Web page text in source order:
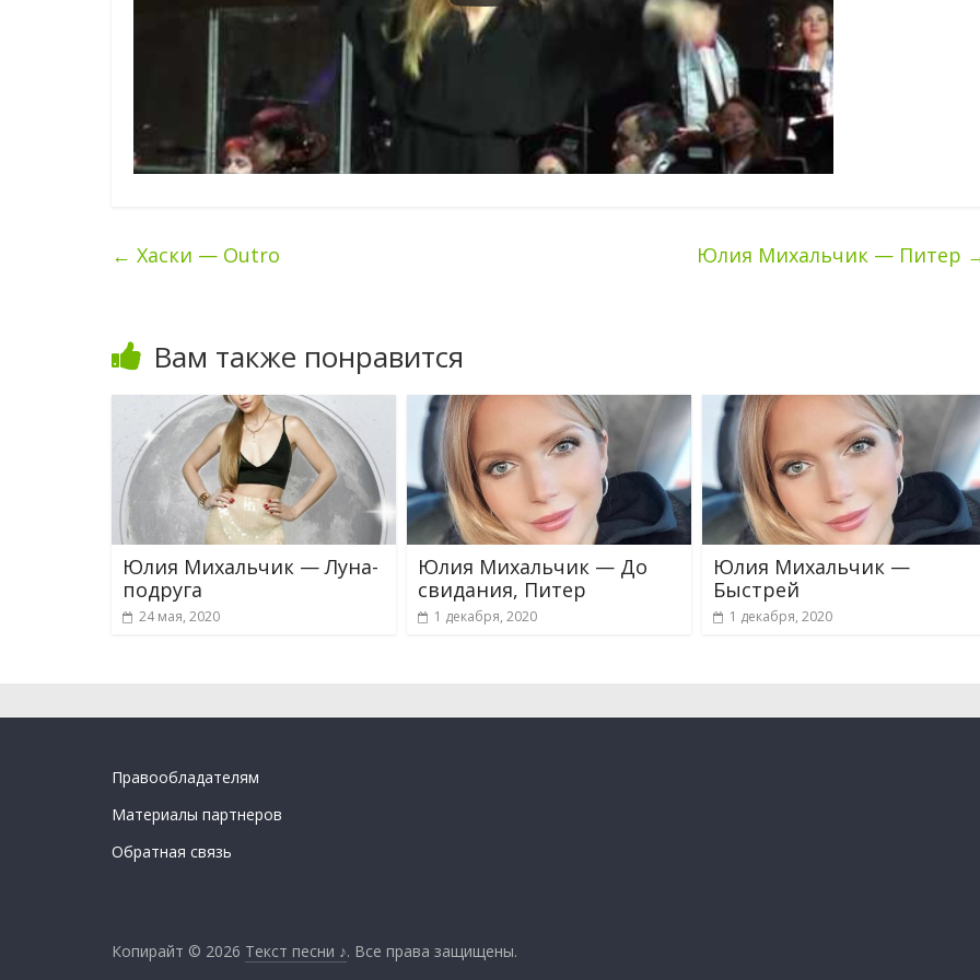
← Хаски — Outro Юлия Михальчик — Питер
Вам также понравится
Юлия Михальчик — Луна-
подруга
24 мая, 2020
Юлия Михальчик — До
свидания, Питер
1 декабря, 2020
Юлия Михальчик —
Быстрей
1 декабря, 2020
Правообладателям
Материалы партнеров
Обратная связь
Копирайт © 2026 Текст песни ♪. Все права защищены.